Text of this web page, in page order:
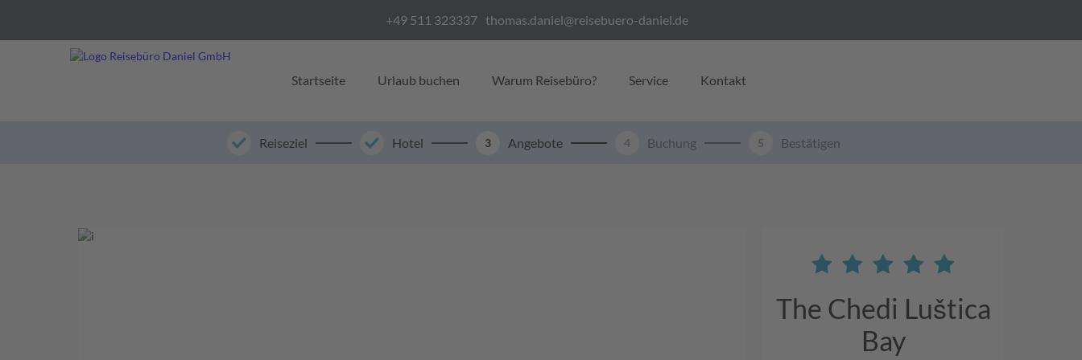
+49 511 323337 thomas.daniel@reisebuero-daniel.de
Startseite Urlaub buchen Warum Reisebüro? Service Kontakt
Reiseziel Hotel 3 Angebote 4 Buchung 5 Bestätigen
The Chedi Luštica
Bay